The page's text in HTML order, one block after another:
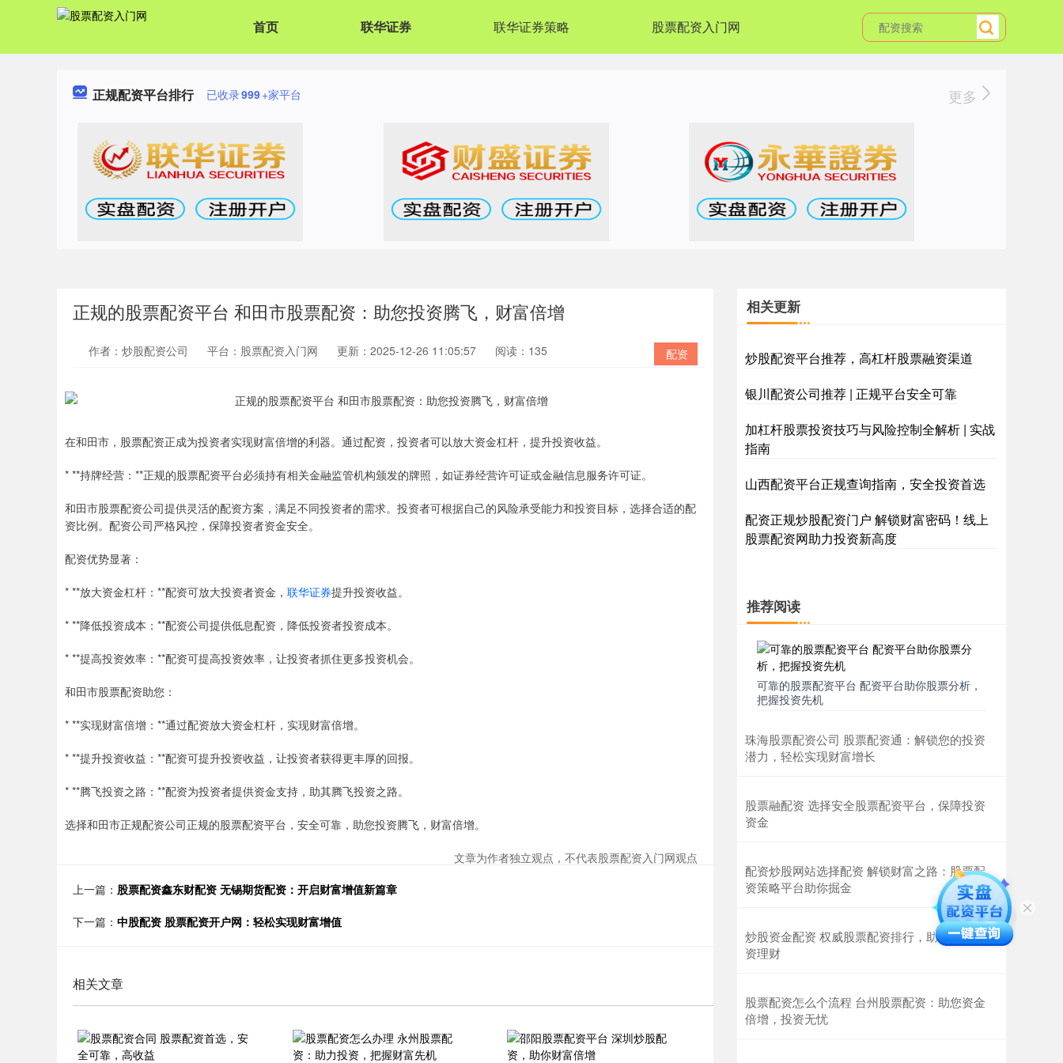
首页 联华证券 联华证券策略 股票配资入门网
正规配资平台排行 已收录999+家平台 更多
正规的股票配资平台 和田市股票配资：助您投资腾飞，财富倍增
配资
作者：炒股配资公司 平台：股票配资入门网 更新：2025-12-26 11:05:57 阅读：135
在和田市，股票配资正成为投资者实现财富倍增的利器。通过配资，投资者可以放大资金杠杆，提升投资收益。
* **持牌经营：**正规的股票配资平台必须持有相关金融监管机构颁发的牌照，如证券经营许可证或金融信息服务许可证。
和田市股票配资公司提供灵活的配资方案，满足不同投资者的需求。投资者可根据自己的风险承受能力和投资目标，选择合适的配
资比例。配资公司严格风控，保障投资者资金安全。
配资优势显著：
* **放大资金杠杆：**配资可放大投资者资金， 联华证券提升投资收益。
* **降低投资成本：**配资公司提供低息配资，降低投资者投资成本。
* **提高投资效率：**配资可提高投资效率，让投资者抓住更多投资机会。
和田市股票配资助您：
* **实现财富倍增：**通过配资放大资金杠杆，实现财富倍增。
* **提升投资收益：**配资可提升投资收益，让投资者获得更丰厚的回报。
* **腾飞投资之路：**配资为投资者提供资金支持，助其腾飞投资之路。
选择和田市正规配资公司正规的股票配资平台，安全可靠，助您投资腾飞，财富倍增。
文章为作者独立观点，不代表股票配资入门网观点
上一篇： 股票配资鑫东财配资 无锡期货配资：开启财富增值新篇章
下一篇： 中股配资 股票配资开户网：轻松实现财富增值
相关文章
相关更新
炒股配资平台推荐，高杠杆股票融资渠道
银川配资公司推荐 | 正规平台安全可靠
加杠杆股票投资技巧与风险控制全解析 | 实战
指南
山西配资平台正规查询指南，安全投资首选
配资正规炒股配资门户 解锁财富密码！线上
股票配资网助力投资新高度
推荐阅读
可靠的股票配资平台 配资平台助你股票分析，
把握投资先机
珠海股票配资公司 股票配资通：解锁您的投资
潜力，轻松实现财富增长
股票融配资 选择安全股票配资平台，保障投资
资金
配资炒股网站选择配资 解锁财富之路：股票配
资策略平台助你掘金
炒股资金配资 权威股票配资排行，助你轻松投
资理财
股票配资怎么个流程 台州股票配资：助您资金
倍增，投资无忧